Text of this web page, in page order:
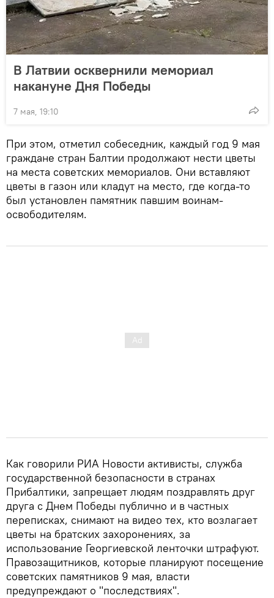
В Латвии осквернили мемориал
накануне Дня Победы
7 мая, 19:10
При этом, отметил собеседник, каждый год 9 мая
граждане стран Балтии продолжают нести цветы
на места советских мемориалов. Они вставляют
цветы в газон или кладут на место, где когда-то
был установлен памятник павшим воинам-
освободителям.
Как говорили РИА Новости активисты, служба
государственной безопасности в странах
Прибалтики, запрещает людям поздравлять друг
друга с Днем Победы публично и в частных
переписках, снимают на видео тех, кто возлагает
цветы на братских захоронениях, за
использование Георгиевской ленточки штрафуют.
Правозащитников, которые планируют посещение
советских памятников 9 мая, власти
предупреждают о "последствиях".